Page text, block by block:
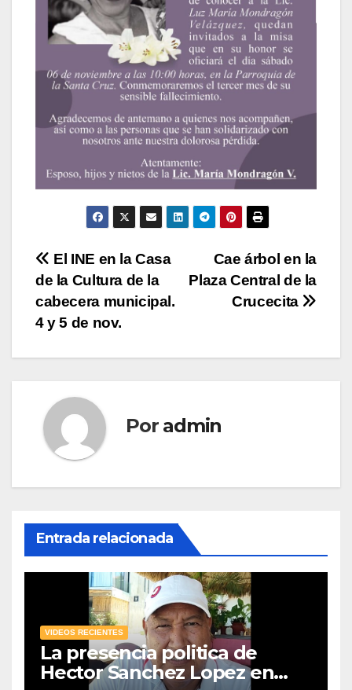
Navegación
de
entradas
Cae árbol en la
Plaza Central de la
Crucecita
El INE en la Casa
de la Cultura de la
cabecera municipal.
4 y 5 de nov.
Por admin
Entrada relacionada
VIDEOS RECIENTES
La presencia politica de
Hector Sanchez Lopez en